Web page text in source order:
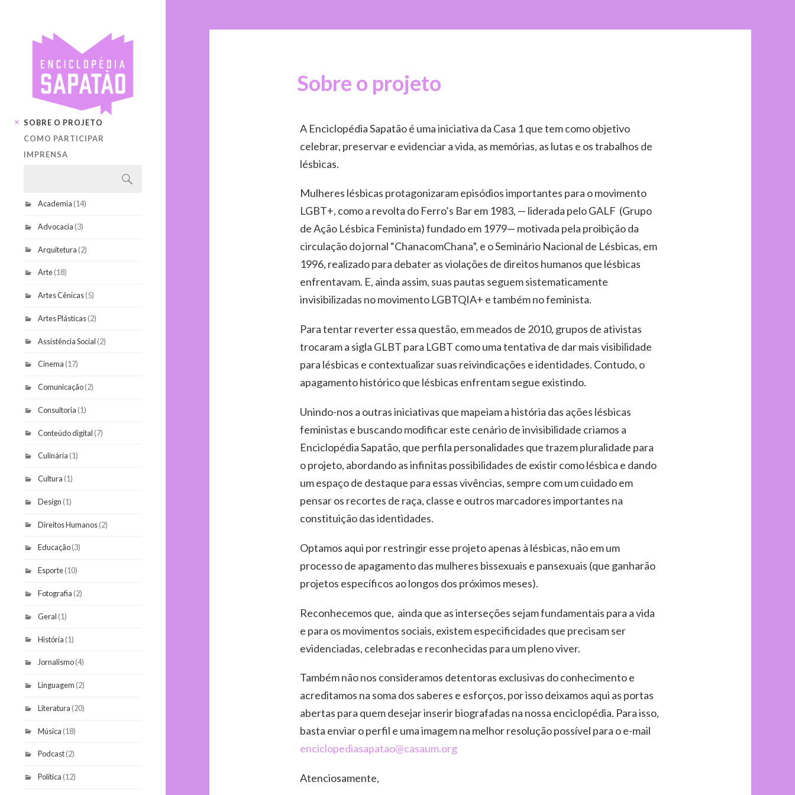
SOBRE O PROJETO
COMO PARTICIPAR
IMPRENSA
Academia (14)
Advocacia (3)
Arquitetura (2)
Arte(18)
Artes Cênicas(5)
Artes Plásticas(2)
Assistência Social (2)
Cinema (17)
Comunicação(2)
Consultoria (1)
Conteúdo digital (7)
Culinária (1)
Cultura (1)
Design (1)
Direitos Humanos(2)
Educação(3)
Esporte(10)
Fotografia (2)
Geral (1)
História (1)
Jornalismo(4)
Linguagem (2)
Literatura (20)
Música (18)
Podcast(2)
Política (12)
Sobre o projeto
A Enciclopédia Sapatão é uma iniciativa da Casa 1 que tem como objetivo
celebrar, preservar e evidenciar a vida, as memórias, as lutas e os trabalhos de
lésbicas.
Mulheres lésbicas protagonizaram episódios importantes para o movimento
LGBT+, como a revolta do Ferro’s Bar em 1983, — liderada pelo GALF (Grupo
de Ação Lésbica Feminista) fundado em 1979— motivada pela proibição da
circulação do jornal “ChanacomChana”, e o Seminário Nacional de Lésbicas, em
1996, realizado para debater as violações de direitos humanos que lésbicas
enfrentavam. E, ainda assim, suas pautas seguem sistematicamente
invisibilizadas no movimento LGBTQIA+ e também no feminista.
Para tentar reverter essa questão, em meados de 2010, grupos de ativistas
trocaram a sigla GLBT para LGBT como uma tentativa de dar mais visibilidade
para lésbicas e contextualizar suas reivindicações e identidades. Contudo, o
apagamento histórico que lésbicas enfrentam segue existindo.
Unindo-nos a outras iniciativas que mapeiam a história das ações lésbicas
feministas e buscando modificar este cenário de invisibilidade criamos a
Enciclopédia Sapatão, que perfila personalidades que trazem pluralidade para
o projeto, abordando as infinitas possibilidades de existir como lésbica e dando
um espaço de destaque para essas vivências, sempre com um cuidado em
pensar os recortes de raça, classe e outros marcadores importantes na
constituição das identidades.
Optamos aqui por restringir esse projeto apenas à lésbicas, não em um
processo de apagamento das mulheres bissexuais e pansexuais (que ganharão
projetos específicos ao longos dos próximos meses).
Reconhecemos que, ainda que as interseções sejam fundamentais para a vida
e para os movimentos sociais, existem especificidades que precisam ser
evidenciadas, celebradas e reconhecidas para um pleno viver.
Também não nos consideramos detentoras exclusivas do conhecimento e
acreditamos na soma dos saberes e esforços, por isso deixamos aqui as portas
abertas para quem desejar inserir biografadas na nossa enciclopédia. Para isso,
basta enviar o perfil e uma imagem na melhor resolução possível para o e-mail
enciclopediasapatao@casaum.org
Atenciosamente,